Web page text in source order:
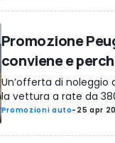
Promozione
conviene e
Un’offerta di
la vettura a rate da
Promozioni auto- 25 apr